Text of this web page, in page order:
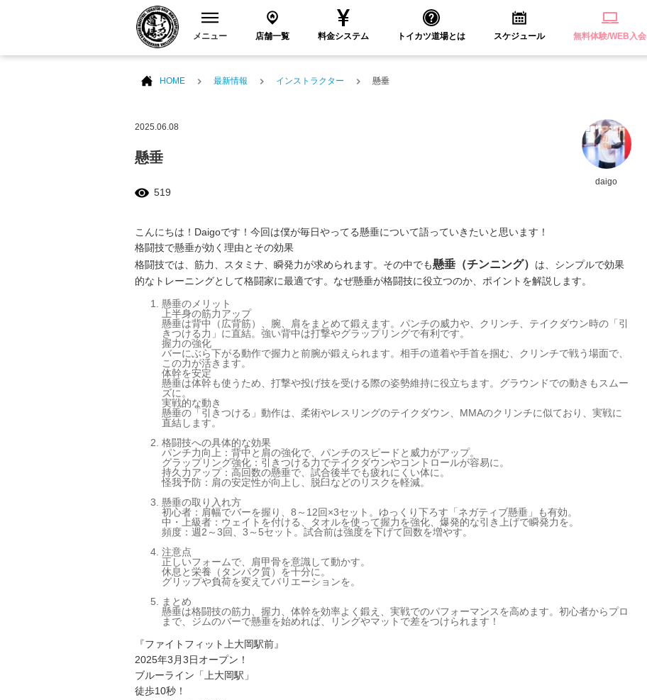
メニュー 店舗一覧 料金システム トイカツ道場とは スケジュール 無料体験/WEB入会
HOME 最新情報 インストラクター 懸垂
daigo
2025.06.08
懸垂
519
こんにちは！Daigoです！今回は僕が毎日やってる懸垂について語っていきたいと思います！
格闘技で懸垂が効く理由とその効果
格闘技では、筋力、スタミナ、瞬発力が求められます。その中でも懸垂（チンニング）
は、シンプルで効果
的なトレーニングとして格闘家に最適です。なぜ懸垂が格闘技に役立つのか、ポイントを解説します。
懸垂のメリット
上半身の筋力アップ
懸垂は背中（広背筋）、腕、肩をまとめて鍛えます。パンチの威力や、クリンチ、テイクダウン時の「引
きつける力」に直結。強い背中は打撃やグラップリングで有利です。
握力の強化
バーにぶら下がる動作で握力と前腕が鍛えられます。相手の道着や手首を掴む、クリンチで戦う場面で、
この力が活きます。
体幹を安定
懸垂は体幹も使うため、打撃や投げ技を受ける際の姿勢維持に役立ちます。グラウンドでの動きもスムー
ズに。
実戦的な動き
懸垂の「引きつける」動作は、柔術やレスリングのテイクダウン、MMAのクリンチに似ており、実戦に
直結します。
格闘技への具体的な効果
パンチ力向上：背中と肩の強化で、パンチのスピードと威力がアップ。
グラップリング強化：引きつける力でテイクダウンやコントロールが容易に。
持久力アップ：高回数の懸垂で、試合後半でも疲れにくい体に。
怪我予防：肩の安定性が向上し、脱臼などのリスクを軽減。
懸垂の取り入れ方
初心者：肩幅でバーを握り、8～12回×3セット。ゆっくり下ろす「ネガティブ懸垂」も有効。
中・上級者：ウェイトを付ける、タオルを使って握力を強化、爆発的な引き上げで瞬発力を。
頻度：週2～3回、3～5セット。試合前は強度を下げて回数を増やす。
注意点
正しいフォームで、肩甲骨を意識して動かす。
休息と栄養（タンパク質）を十分に。
グリップや負荷を変えてバリエーションを。
まとめ
懸垂は格闘技の筋力、握力、体幹を効率よく鍛え、実戦でのパフォーマンスを高めます。初心者からプロ
まで、ジムのバーで懸垂を始めれば、リングやマットで差をつけられます！
『ファイトフィット上大岡駅前』
2025年3月3日オープン！
ブルーライン「上大岡駅」
徒歩10秒！